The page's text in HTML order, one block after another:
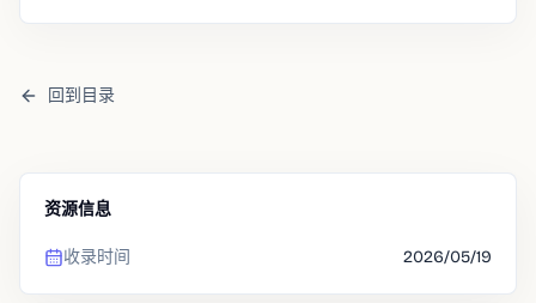
回到目录
资源信息
收录时间 2026/05/19